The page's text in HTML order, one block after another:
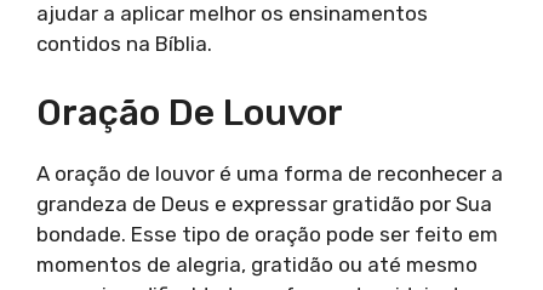
ajudar a aplicar melhor os ensinamentos
contidos na Bíblia.
Oração De Louvor
A oração de louvor é uma forma de reconhecer a
grandeza de Deus e expressar gratidão por Sua
bondade. Esse tipo de oração pode ser feito em
momentos de alegria, gratidão ou até mesmo